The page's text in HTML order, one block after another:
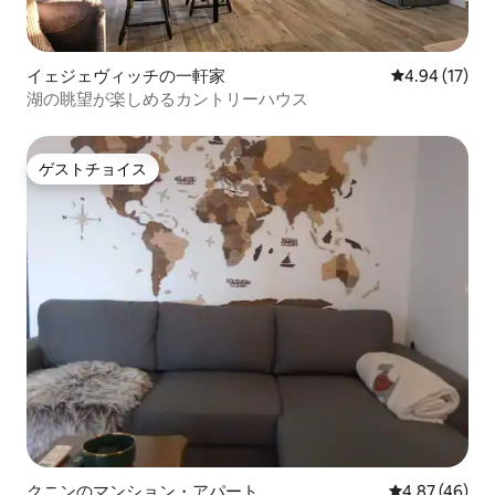
イェジェヴィッチの一軒家 レビュー17
4.94 (17)
湖の眺望が楽しめるカントリーハウス
ゲストチョイス
ゲストチョイス